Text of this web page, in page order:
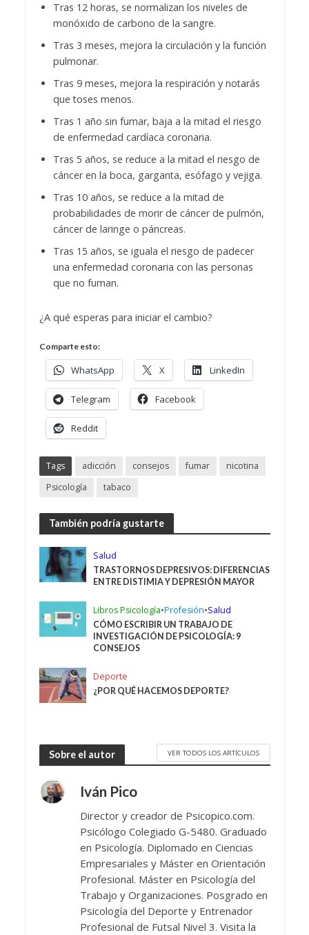
Tras 12 horas, se normalizan los niveles de
monóxido de carbono de la sangre.
Tras 3 meses, mejora la circulación y la función
pulmonar.
Tras 9 meses, mejora la respiración y notarás
que toses menos.
Tras 1 año sin fumar, baja a la mitad el riesgo
de enfermedad cardíaca coronaria.
Tras 5 años, se reduce a la mitad el riesgo de
cáncer en la boca, garganta, esófago y vejiga.
Tras 10 años, se reduce a la mitad de
probabilidades de morir de cáncer de pulmón,
cáncer de laringe o páncreas.
Tras 15 años, se iguala el riesgo de padecer
una enfermedad coronaria con las personas
que no fuman.
¿A qué esperas para iniciar el cambio?
Comparte esto:
WhatsApp X LinkedIn
Telegram Facebook
Reddit
Tags adicción consejos fumar
nicotina
Psicología
tabaco
También podría gustarte
Salud
TRASTORNOS DEPRESIVOS: DIFERENCIAS
ENTRE DISTIMIA Y DEPRESIÓN MAYOR
Libros Psicología•Profesión•Salud
CÓMO ESCRIBIR UN TRABAJO DE
INVESTIGACIÓN DE PSICOLOGÍA: 9
CONSEJOS
Deporte
¿POR QUÉ HACEMOS DEPORTE?
Sobre el autor VER TODOS LOS ARTÍCULOS
Iván Pico
Director y creador de Psicopico.com.
Psicólogo Colegiado G-5480. Graduado
en Psicología. Diplomado en Ciencias
Empresariales y Máster en Orientación
Profesional. Máster en Psicología del
Trabajo y Organizaciones. Posgrado en
Psicología del Deporte y Entrenador
Profesional de Futsal Nivel 3. Visita la